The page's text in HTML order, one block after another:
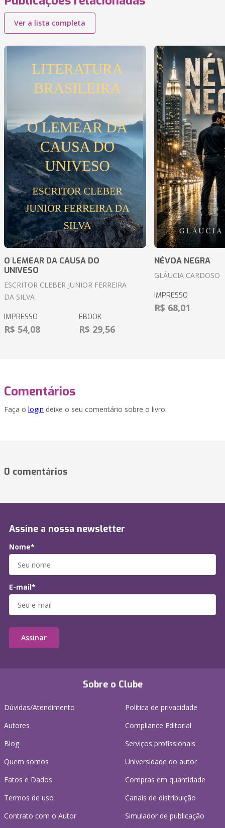
Ver a lista completa
O LEMEAR DA CAUSA DO
UNIVESO
ESCRITOR CLEBER JUNIOR FERREIRA
DA SILVA
IMPRESSO
R$ 54,08
EBOOK
R$ 29,56
NÉVOA NEGRA
GLÁUCIA CARDOSO
IMPRESSO
R$ 68,01
Comentários
Faça o login deixe o seu comentário sobre o livro.
0 comentários
Sobre o Clube
Dúvidas/Atendimento
Autores
Blog
Quem somos
Fatos e Dados
Termos de uso
Contrato com o Autor
Política de privacidade
Compliance Editorial
Serviços profissionais
Universidade do autor
Compras em quantidade
Canais de distribuição
Simulador de publicação
Assine a nossa newsletter
Nome*
E-mail*
Assinar